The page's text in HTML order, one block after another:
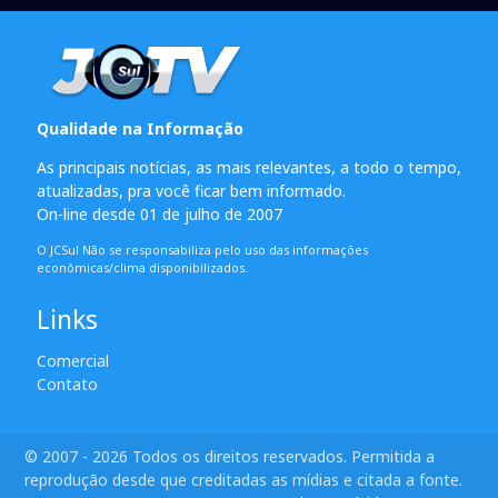
Qualidade na Informação
As principais notícias, as mais relevantes, a todo o tempo,
atualizadas, pra você ficar bem informado.
On-line desde 01 de julho de 2007
O JCSul Não se responsabiliza pelo uso das informações
econômicas/clima disponibilizados.
Links
Comercial
Contato
© 2007 - 2026 Todos os direitos reservados. Permitida a
reprodução desde que creditadas as mídias e citada a fonte.